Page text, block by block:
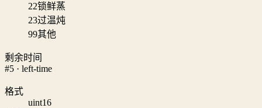
22锁鲜蒸
23过温炖
99其他
剩余时间
#5 · left-time
格式
uint16